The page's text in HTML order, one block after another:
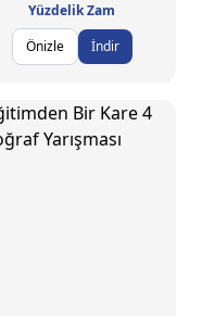
Yüzdelik Zam
Önizle
İndir